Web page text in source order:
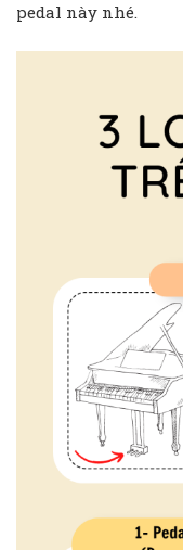
pedal này nhé.